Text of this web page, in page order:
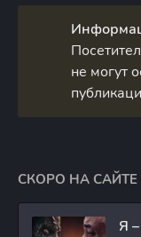
не могут
СКОРО НА САЙТЕ
Я